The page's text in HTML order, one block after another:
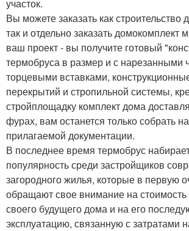
участок.
Вы можете заказать как
так и отдельно заказать домокомплект
ваш проект - вы получите готовый
термобруса в размер и с нарезанными
торцевыми вставками,
перекрытий и стропильной системы,
стройплощадку комплект дома
фурах, вам останется только собрать
прилагаемой документации.
В последнее время термобрус
популярность среди застройщиков
загородного жилья, которые в первую
обращают свое внимание на стоимость
своего будущего дома и на его
эксплуатацию, связанную с затратами